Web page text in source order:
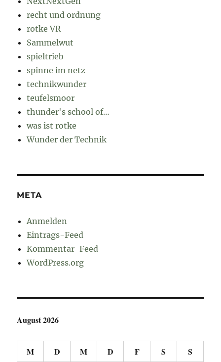
recht und ordnung
rotke VR
Sammelwut
spieltrieb
spinne im netz
technikwunder
teufelsmoor
thunder's school of…
was ist rotke
Wunder der Technik
META
Anmelden
Eintrags-Feed
Kommentar-Feed
WordPress.org
August 2026
M D M D F S S